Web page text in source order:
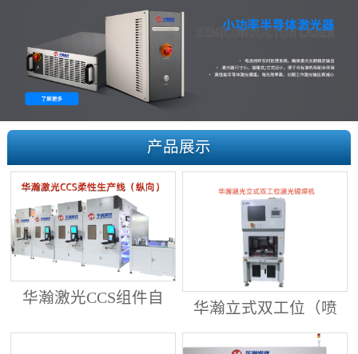
产品展示
华瀚激光CCS组件自
动生产线（纵向线）
华瀚立式双工位（喷
射锡膏）激光焊锡机